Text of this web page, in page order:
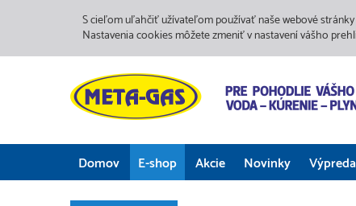
S cieľom uľahčiť užívateľom používať naše webové
Nastavenia cookies môžete zmeniť v nastavení vášho
Domov E-shop Akcie Novinky